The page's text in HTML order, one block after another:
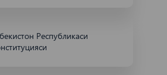
Республикаси